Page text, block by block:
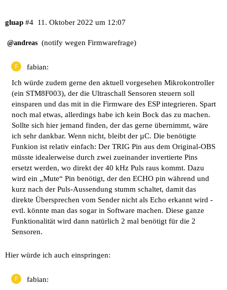
gluap 11. Oktober 2022 um 12:07
#4
@andreas (notify wegen Firmwarefrage)
fabian:
Ich würde zudem gerne den aktuell vorgesehen Mikrokontroller
(ein STM8F003), der die Ultraschall Sensoren steuern soll
einsparen und das mit in die Firmware des ESP integrieren. Spart
noch mal etwas, allerdings habe ich kein Bock das zu machen.
Sollte sich hier jemand finden, der das gerne übernimmt, wäre
ich sehr dankbar. Wenn nicht, bleibt der µC. Die benötigte
Funkion ist relativ einfach: Der TRIG Pin aus dem Original-OBS
müsste idealerweise durch zwei zueinander invertierte Pins
ersetzt werden, wo direkt der 40 kHz Puls raus kommt. Dazu
wird ein „Mute“ Pin benötigt, der den ECHO pin während und
kurz nach der Puls-Aussendung stumm schaltet, damit das
direkte Übersprechen vom Sender nicht als Echo erkannt wird -
evtl. könnte man das sogar in Software machen. Diese ganze
Funktionalität wird dann natürlich 2 mal benötigt für die 2
Sensoren.
Hier würde ich auch einspringen:
fabian: